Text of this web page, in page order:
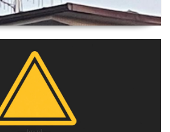
Yönü Nasıl Belirlenir